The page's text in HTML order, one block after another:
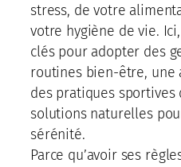
stress, de votre
votre hygiène de vie.
clés pour adopter des
routines bien-être, une
des pratiques sportives
solutions naturelles
sérénité.
Parce qu’avoir ses